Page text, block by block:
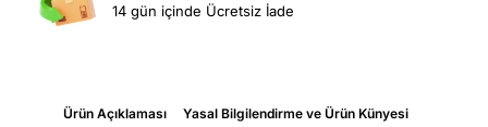
14 gün içinde Ücretsiz İade
Ürün Açıklaması Yasal Bilgilendirme ve Ürün Künyesi